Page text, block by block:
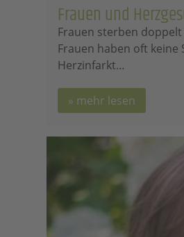
Frauen und
Frauen sterben
Frauen haben oft keine
Herzinfarkt…
mehr lesen